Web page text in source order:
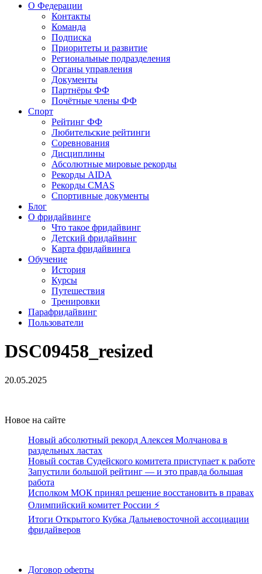
О Федерации
Контакты
Команда
Подписка
Приоритеты и развитие
Региональные подразделения
Органы управления
Документы
Партнёры ФФ
Почётные члены ФФ
Спорт
Рейтинг ФФ
Любительские рейтинги
Соревнования
Дисциплины
Абсолютные мировые рекорды
Рекорды AIDA
Рекорды CMAS
Спортивные документы
Блог
О фридайвинге
Что такое фридайвинг
Детский фридайвинг
Карта фридайвинга
Обучение
История
Курсы
Путешествия
Тренировки
Парафридайвинг
Пользователи
DSC09458_resized
20.05.2025
Новое на сайте
Новый абсолютный рекорд Алексея Молчанова в
раздельных ластах
Новый состав Судейского комитета приступает к работе
Запустили большой рейтинг — и это правда большая
работа
Исполком МОК принял решение восстановить в правах
Олимпийский комитет России ⚡️
Итоги Открытого Кубка Дальневосточной ассоциации
фридайверов
Договор оферты